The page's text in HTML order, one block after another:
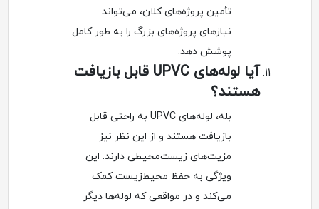
تأمین پروژه‌های کلان، می‌تواند
نیازهای پروژه‌های بزرگ را به طور کامل
پوشش دهد.
آیا لوله‌های UPVC قابل بازیافت
هستند؟
بله، لوله‌های UPVC به راحتی قابل
بازیافت هستند و از این نظر نیز
مزیت‌های زیست‌محیطی دارند. این
ویژگی به حفظ محیط‌زیست کمک
می‌کند و در مواقعی که لوله‌ها دیگر